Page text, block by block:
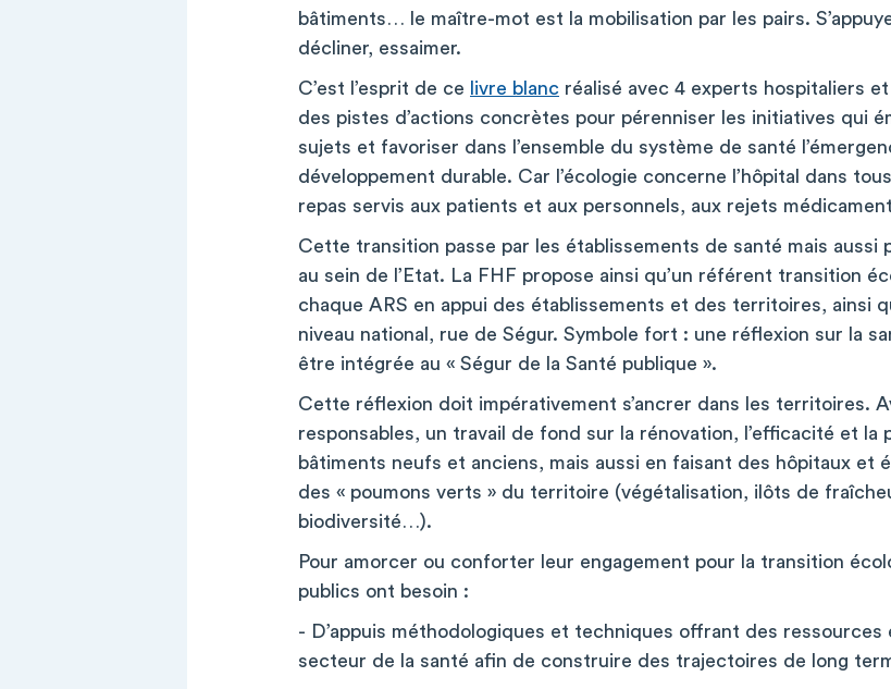
bâtiments… le maître-mot est la mobilisation par les pairs.
décliner, essaimer.
C’est l’esprit de ce livre blanc réalisé avec 4 experts hospitaliers
des pistes d’actions concrètes pour pérenniser les initiatives qui
sujets et favoriser dans l’ensemble du système de santé
développement durable. Car l’écologie concerne l’hôpital dans
repas servis aux patients et aux personnels, aux rejets
Cette transition passe par les établissements de santé mais aussi
au sein de l’Etat. La FHF propose ainsi qu’un référent transition
chaque ARS en appui des établissements et des territoires, ainsi
niveau national, rue de Ségur. Symbole fort : une réflexion sur la
être intégrée au « Ségur de la Santé publique ».
Cette réflexion doit impérativement s’ancrer dans les territoires.
responsables, un travail de fond sur la rénovation, l’efficacité et
bâtiments neufs et anciens, mais aussi en faisant des hôpitaux et
des « poumons verts » du territoire (végétalisation, ilôts de
biodiversité…).
Pour amorcer ou conforter leur engagement pour la transition
publics ont besoin :
- D’appuis méthodologiques et techniques offrant des
secteur de la santé afin de construire des trajectoires de long